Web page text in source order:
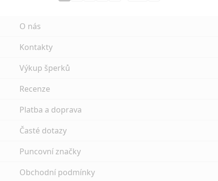
O nás
Kontakty
Výkup šperků
Recenze
Platba a doprava
Časté dotazy
Puncovní značky
Obchodní podmínky